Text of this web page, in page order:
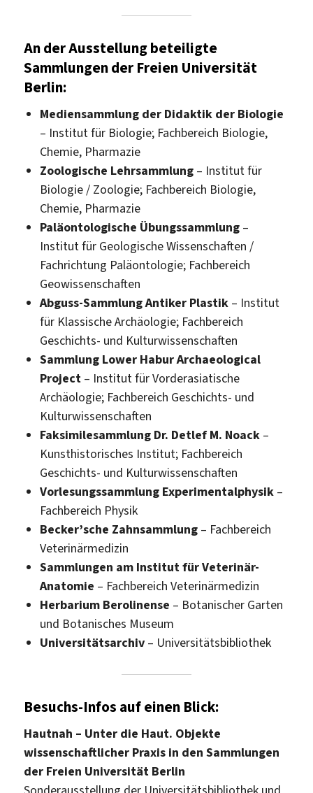
An der Ausstellung beteiligte
Sammlungen der Freien Universität
Berlin:
Mediensammlung der Didaktik der Biologie
– Institut für Biologie; Fachbereich Biologie,
Chemie, Pharmazie
Zoologische Lehrsammlung– Institut für
Biologie / Zoologie; Fachbereich Biologie,
Chemie, Pharmazie
Paläontologische Übungssammlung–
Institut für Geologische Wissenschaften /
Fachrichtung Paläontologie; Fachbereich
Geowissenschaften
Abguss-Sammlung Antiker Plastik– Institut
für Klassische Archäologie; Fachbereich
Geschichts- und Kulturwissenschaften
Sammlung Lower Habur Archaeological
Project– Institut für Vorderasiatische
Archäologie; Fachbereich Geschichts- und
Kulturwissenschaften
Faksimilesammlung Dr. Detlef M. Noack–
Kunsthistorisches Institut; Fachbereich
Geschichts- und Kulturwissenschaften
Vorlesungssammlung Experimentalphysik –
Fachbereich Physik
Becker’sche Zahnsammlung– Fachbereich
Veterinärmedizin
Sammlungen am Institut für Veterinär-
Anatomie – Fachbereich Veterinärmedizin
Herbarium Berolinense – Botanischer Garten
und Botanisches Museum
Universitätsarchiv– Universitätsbibliothek
Besuchs-Infos auf einen Blick:
Hautnah – Unter die Haut. Objekte
wissenschaftlicher Praxis in den Sammlungen
der Freien Universität Berlin